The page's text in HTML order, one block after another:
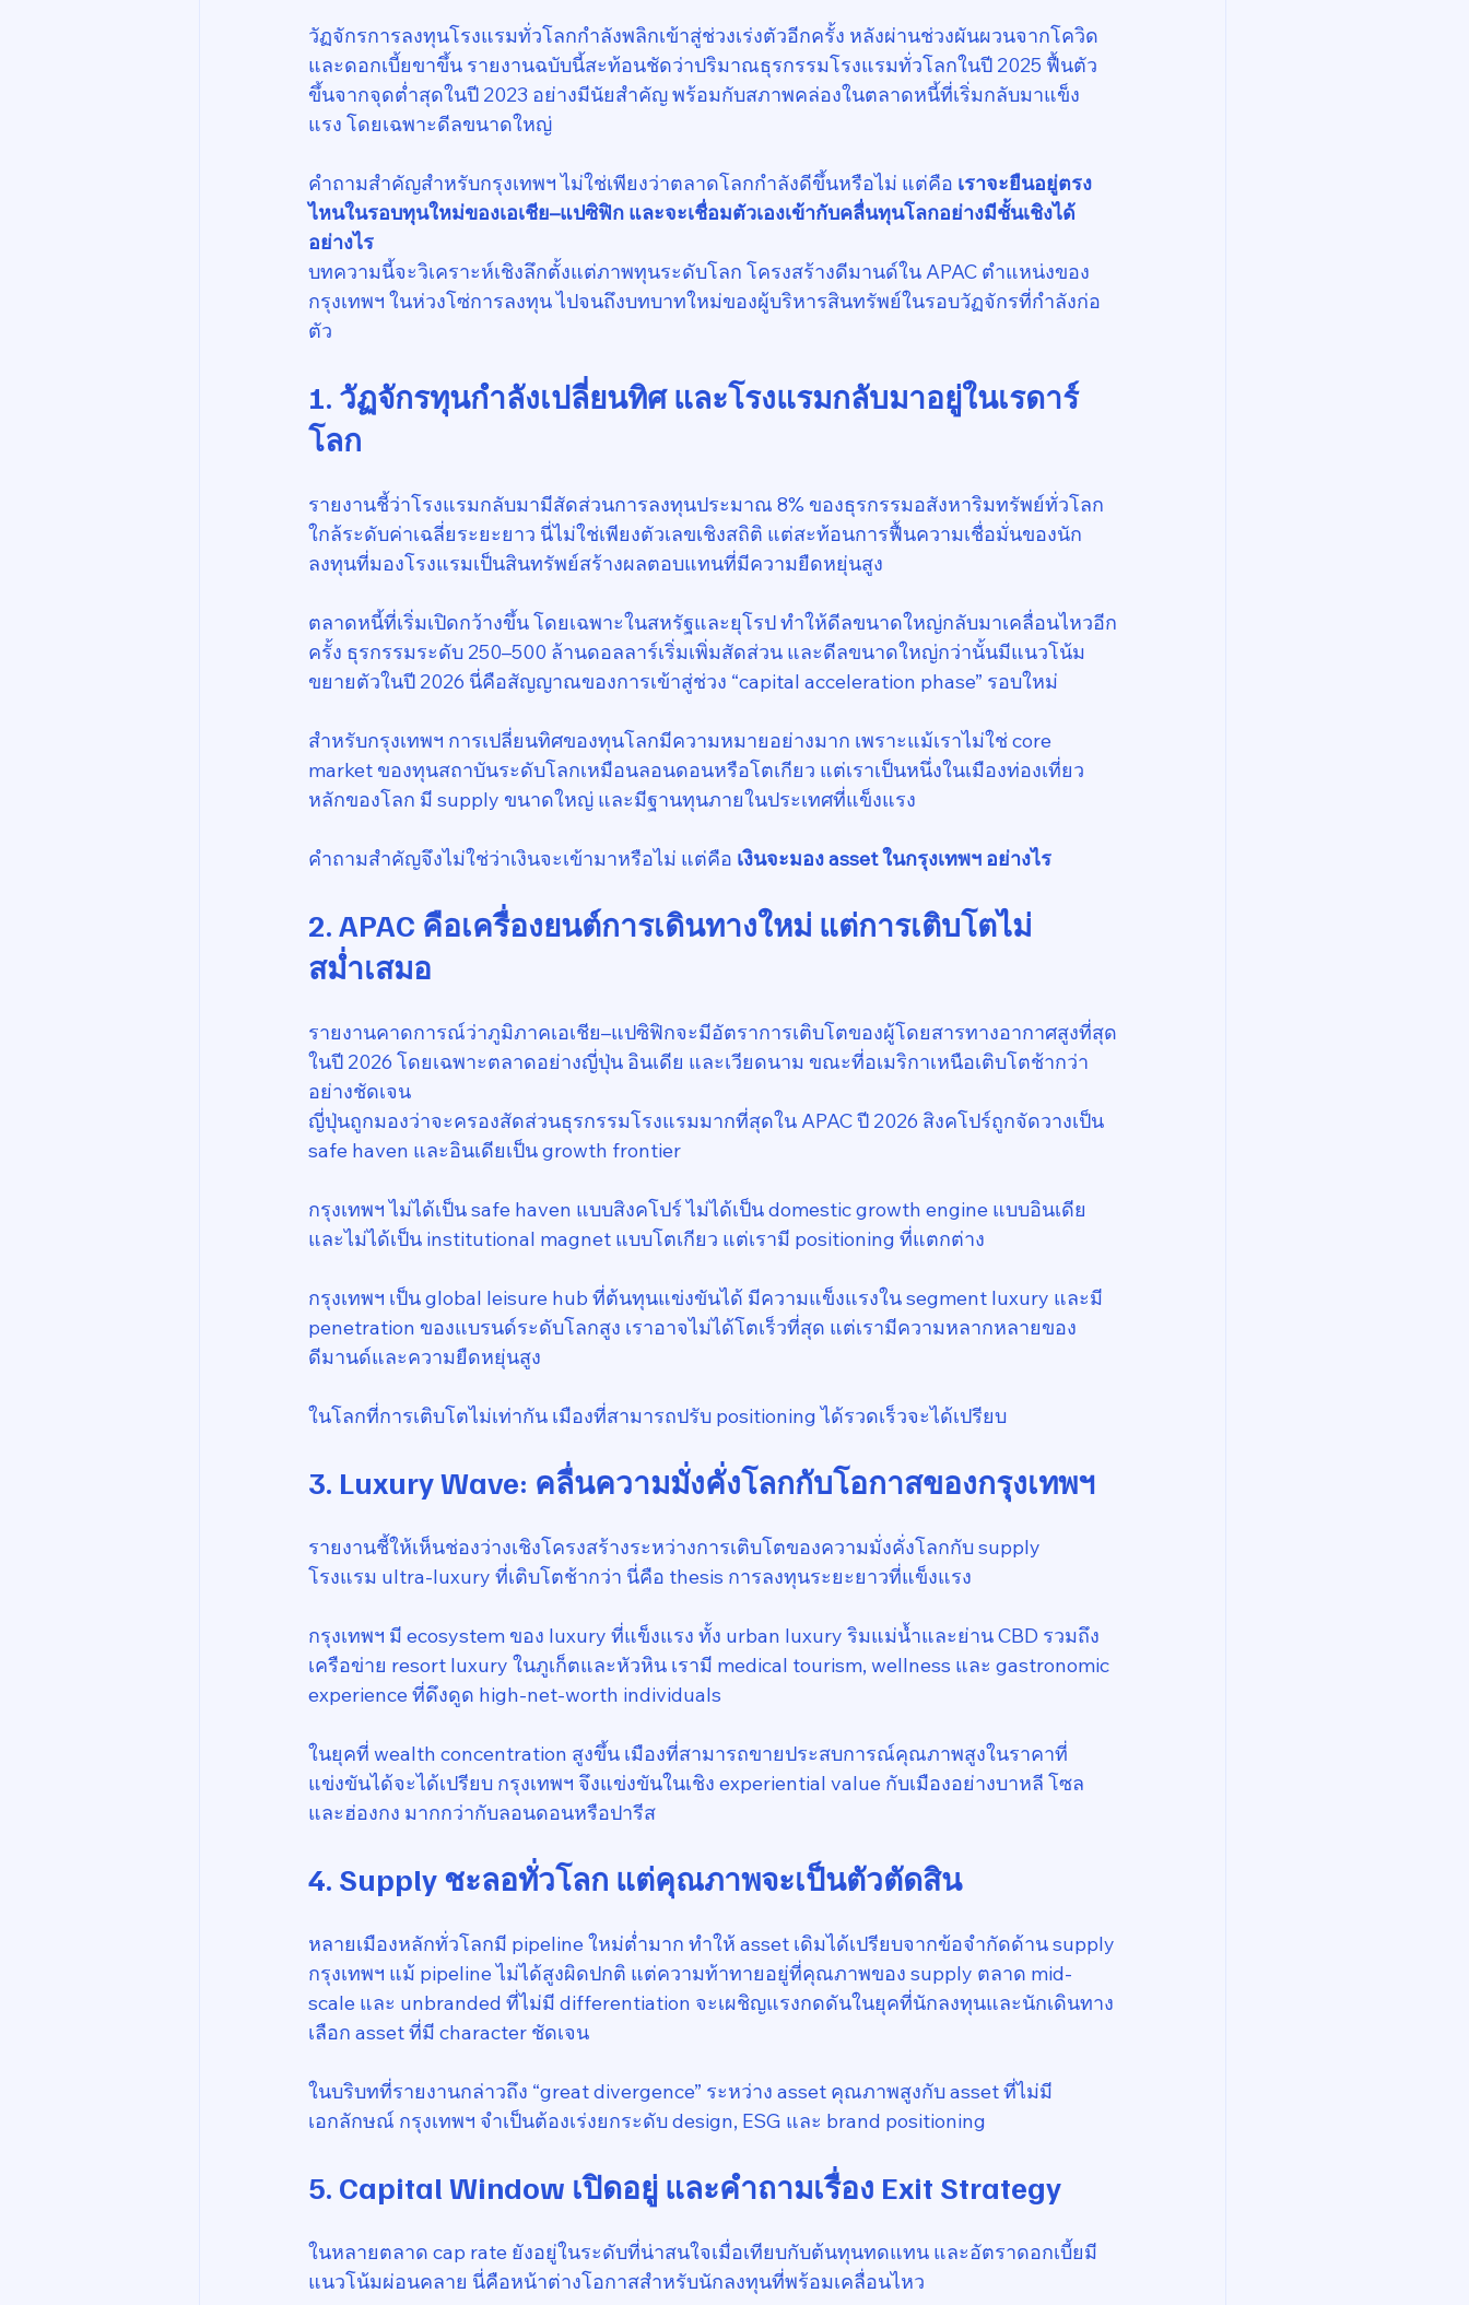
วัฏจักรการลงทุนโรงแรมทั่วโลกกำลังพลิกเข้าสู่ช่วงเร่งตัวอีกครั้ง หลังผ่านช่วงผันผวนจากโควิด
และดอกเบี้ยขาขึ้น รายงานฉบับนี้สะท้อนชัดว่าปริมาณธุรกรรมโรงแรมทั่วโลกในปี 2025 ฟื้นตัว
ขึ้นจากจุดต่ำสุดในปี 2023 อย่างมีนัยสำคัญ พร้อมกับสภาพคล่องในตลาดหนี้ที่เริ่มกลับมาแข็ง
แรง โดยเฉพาะดีลขนาดใหญ่
คำถามสำคัญสำหรับกรุงเทพฯ ไม่ใช่เพียงว่าตลาดโลกกำลังดีขึ้นหรือไม่ แต่คือ เราจะยืนอยู่ตรง
ไหนในรอบทุนใหม่ของเอเชีย–แปซิฟิก และจะเชื่อมตัวเองเข้ากับคลื่นทุนโลกอย่างมีชั้นเชิงได้
อย่างไร
บทความนี้จะวิเคราะห์เชิงลึกตั้งแต่ภาพทุนระดับโลก โครงสร้างดีมานด์ใน APAC ตำแหน่งของ
กรุงเทพฯ ในห่วงโซ่การลงทุน ไปจนถึงบทบาทใหม่ของผู้บริหารสินทรัพย์ในรอบวัฏจักรที่กำลังก่อ
ตัว
1. วัฏจักรทุนกำลังเปลี่ยนทิศ และโรงแรมกลับมาอยู่ในเรดาร์
โลก
รายงานชี้ว่าโรงแรมกลับมามีสัดส่วนการลงทุนประมาณ 8% ของธุรกรรมอสังหาริมทรัพย์ทั่วโลก
ใกล้ระดับค่าเฉลี่ยระยะยาว นี่ไม่ใช่เพียงตัวเลขเชิงสถิติ แต่สะท้อนการฟื้นความเชื่อมั่นของนัก
ลงทุนที่มองโรงแรมเป็นสินทรัพย์สร้างผลตอบแทนที่มีความยืดหยุ่นสูง
ตลาดหนี้ที่เริ่มเปิดกว้างขึ้น โดยเฉพาะในสหรัฐและยุโรป ทำให้ดีลขนาดใหญ่กลับมาเคลื่อนไหวอีก
ครั้ง ธุรกรรมระดับ 250–500 ล้านดอลลาร์เริ่มเพิ่มสัดส่วน และดีลขนาดใหญ่กว่านั้นมีแนวโน้ม
ขยายตัวในปี 2026 นี่คือสัญญาณของการเข้าสู่ช่วง “capital acceleration phase” รอบใหม่
สำหรับกรุงเทพฯ การเปลี่ยนทิศของทุนโลกมีความหมายอย่างมาก เพราะแม้เราไม่ใช่ core
market ของทุนสถาบันระดับโลกเหมือนลอนดอนหรือโตเกียว แต่เราเป็นหนึ่งในเมืองท่องเที่ยว
หลักของโลก มี supply ขนาดใหญ่ และมีฐานทุนภายในประเทศที่แข็งแรง
คำถามสำคัญจึงไม่ใช่ว่าเงินจะเข้ามาหรือไม่ แต่คือ เงินจะมอง asset ในกรุงเทพฯ อย่างไร
2. APAC คือเครื่องยนต์การเดินทางใหม่ แต่การเติบโตไม่
สม่ำเสมอ
รายงานคาดการณ์ว่าภูมิภาคเอเชีย–แปซิฟิกจะมีอัตราการเติบโตของผู้โดยสารทางอากาศสูงที่สุด
ในปี 2026 โดยเฉพาะตลาดอย่างญี่ปุ่น อินเดีย และเวียดนาม ขณะที่อเมริกาเหนือเติบโตช้ากว่า
อย่างชัดเจน
ญี่ปุ่นถูกมองว่าจะครองสัดส่วนธุรกรรมโรงแรมมากที่สุดใน APAC ปี 2026 สิงคโปร์ถูกจัดวางเป็น
safe haven และอินเดียเป็น growth frontier
กรุงเทพฯ ไม่ได้เป็น safe haven แบบสิงคโปร์ ไม่ได้เป็น domestic growth engine แบบอินเดีย
และไม่ได้เป็น institutional magnet แบบโตเกียว แต่เรามี positioning ที่แตกต่าง
กรุงเทพฯ เป็น global leisure hub ที่ต้นทุนแข่งขันได้ มีความแข็งแรงใน segment luxury และมี
penetration ของแบรนด์ระดับโลกสูง เราอาจไม่ได้โตเร็วที่สุด แต่เรามีความหลากหลายของ
ดีมานด์และความยืดหยุ่นสูง
ในโลกที่การเติบโตไม่เท่ากัน เมืองที่สามารถปรับ positioning ได้รวดเร็วจะได้เปรียบ
3. Luxury Wave: คลื่นความมั่งคั่งโลกกับโอกาสของกรุงเทพฯ
รายงานชี้ให้เห็นช่องว่างเชิงโครงสร้างระหว่างการเติบโตของความมั่งคั่งโลกกับ supply
โรงแรม ultra-luxury ที่เติบโตช้ากว่า นี่คือ thesis การลงทุนระยะยาวที่แข็งแรง
กรุงเทพฯ มี ecosystem ของ luxury ที่แข็งแรง ทั้ง urban luxury ริมแม่น้ำและย่าน CBD รวมถึง
เครือข่าย resort luxury ในภูเก็ตและหัวหิน เรามี medical tourism, wellness และ gastronomic
experience ที่ดึงดูด high-net-worth individuals
ในยุคที่ wealth concentration สูงขึ้น เมืองที่สามารถขายประสบการณ์คุณภาพสูงในราคาที่
แข่งขันได้จะได้เปรียบ กรุงเทพฯ จึงแข่งขันในเชิง experiential value กับเมืองอย่างบาหลี โซล
และฮ่องกง มากกว่ากับลอนดอนหรือปารีส
4. Supply ชะลอทั่วโลก แต่คุณภาพจะเป็นตัวตัดสิน
หลายเมืองหลักทั่วโลกมี pipeline ใหม่ต่ำมาก ทำให้ asset เดิมได้เปรียบจากข้อจำกัดด้าน supply
กรุงเทพฯ แม้ pipeline ไม่ได้สูงผิดปกติ แต่ความท้าทายอยู่ที่คุณภาพของ supply ตลาด mid-
scale และ unbranded ที่ไม่มี differentiation จะเผชิญแรงกดดันในยุคที่นักลงทุนและนักเดินทาง
เลือก asset ที่มี character ชัดเจน
ในบริบทที่รายงานกล่าวถึง “great divergence” ระหว่าง asset คุณภาพสูงกับ asset ที่ไม่มี
เอกลักษณ์ กรุงเทพฯ จำเป็นต้องเร่งยกระดับ design, ESG และ brand positioning
5. Capital Window เปิดอยู่ และคำถามเรื่อง Exit Strategy
ในหลายตลาด cap rate ยังอยู่ในระดับที่น่าสนใจเมื่อเทียบกับต้นทุนทดแทน และอัตราดอกเบี้ยมี
แนวโน้มผ่อนคลาย นี่คือหน้าต่างโอกาสสำหรับนักลงทุนที่พร้อมเคลื่อนไหว